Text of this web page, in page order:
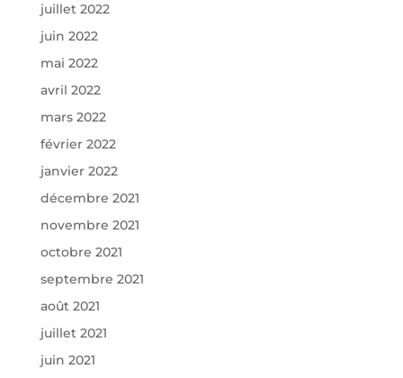
juillet 2022
juin 2022
mai 2022
avril 2022
mars 2022
février 2022
janvier 2022
décembre 2021
novembre 2021
octobre 2021
septembre 2021
août 2021
juillet 2021
juin 2021